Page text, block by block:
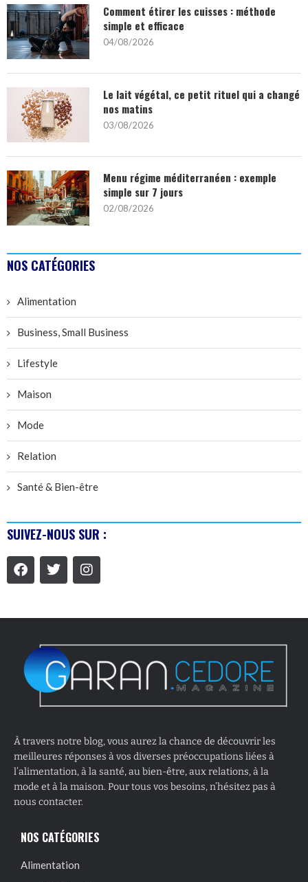
Comment étirer les cuisses : méthode
simple et efficace
04/08/2026
Le lait végétal, ce petit rituel qui a changé
nos matins
03/08/2026
Menu régime méditerranéen : exemple
simple sur 7 jours
02/08/2026
NOS CATÉGORIES
Alimentation
Business, Small Business
Lifestyle
Maison
Mode
Relation
Santé & Bien-être
SUIVEZ-NOUS SUR :
À travers notre blog, vous aurez la chance de découvrir les
meilleures réponses à vos diverses préoccupations liées à
l’alimentation, à la santé, au bien-être, aux relations, à la
mode et à la maison. Pour tous vos besoins, n’hésitez pas à
nous contacter.
NOS CATÉGORIES
Alimentation